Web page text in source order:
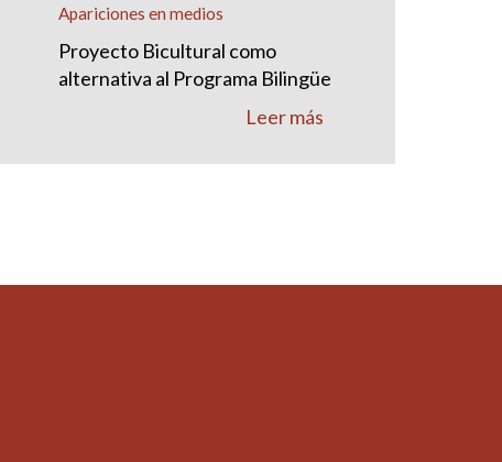
Apariciones en medios
Proyecto Bicultural como
alternativa al Programa Bilingüe
Leer más